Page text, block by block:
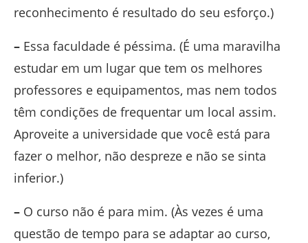
reconhecimento é resultado do seu esforço.)
– Essa faculdade é péssima. (É uma maravilha
estudar em um lugar que tem os melhores
professores e equipamentos, mas nem todos
têm condições de frequentar um local assim.
Aproveite a universidade que você está para
fazer o melhor, não despreze e não se sinta
inferior.)
– O curso não é para mim. (Às vezes é uma
questão de tempo para se adaptar ao curso,